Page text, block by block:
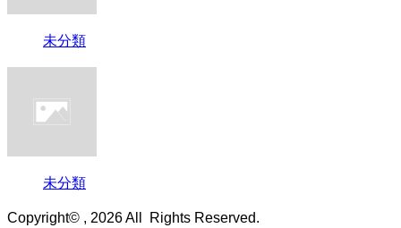
未分類
未分類
Copyright© , 2026 All Rights Reserved.